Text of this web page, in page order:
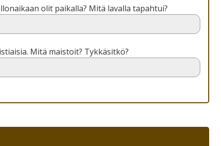
olit paikalla? Mitä lavalla tapahtui?
Mitä maistoit? Tykkäsitkö?